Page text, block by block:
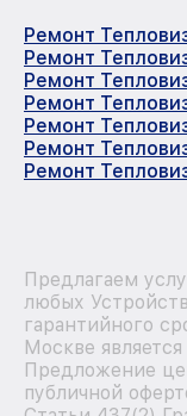
Ремонт
Ремонт
Ремонт
Ремонт
Ремонт
Ремонт
Ремонт
Предлагаем
любых
гарантийного
Москве
Предложение
публичной